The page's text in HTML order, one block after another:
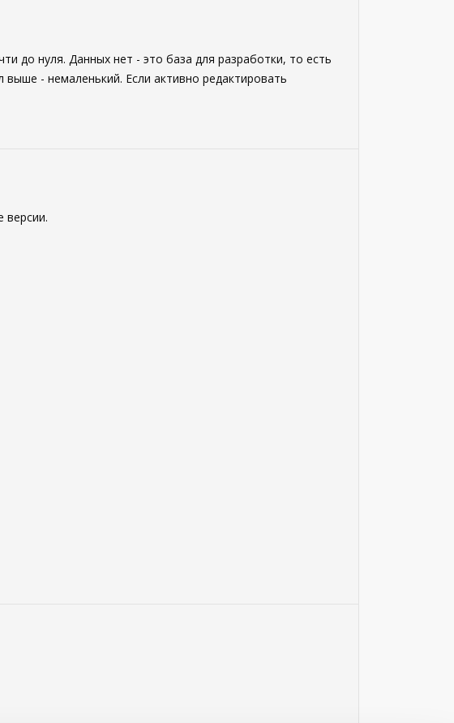
до нуля. Данных нет - это база для разработки, то есть
- немаленький. Если активно редактировать
версии.